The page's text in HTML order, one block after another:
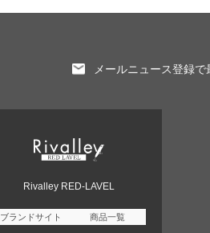
メールニュース登録
Rivalley RED-LAVEL
ブランドサイト 商品一覧